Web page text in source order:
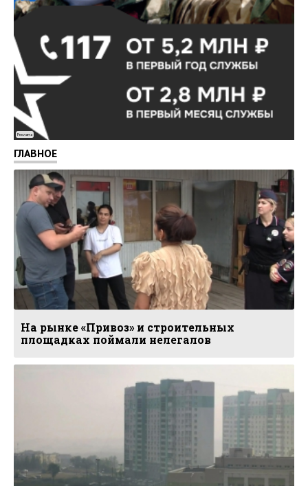
Реклама
ГЛАВНОЕ
На рынке «Привоз» и строительных
площадках поймали нелегалов